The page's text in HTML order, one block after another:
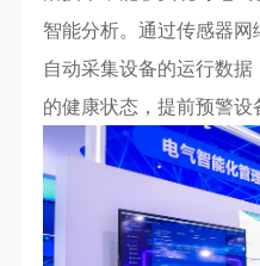
智能分析。通过传感器
自动采集设备的运行数
的健康状态，提前预警设